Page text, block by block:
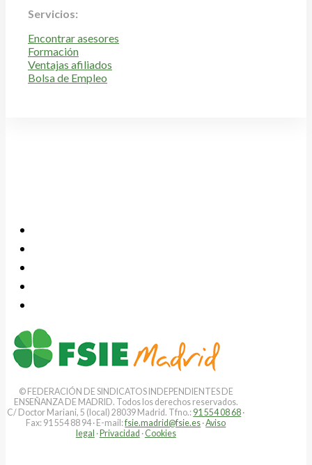
Servicios:
Encontrar asesores
Formación
Ventajas afiliados
Bolsa de Empleo
© FEDERACIÓN DE SINDICATOS INDEPENDIENTES DE
ENSEÑANZA DE MADRID. Todos los derechos reservados.
C/ Doctor Mariani, 5 (local) 28039 Madrid. Tfno.: 91 554 08 68 ·
Fax: 91 554 88 94 · E-mail:fsie.madrid@fsie.es ·Aviso
legal ·Privacidad · Cookies